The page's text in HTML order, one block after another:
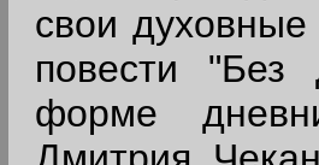
свои
повести "Без
форме